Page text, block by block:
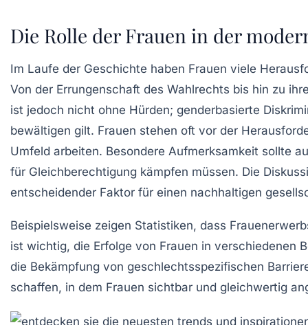
Die Rolle der Frauen in der
Im Laufe der Geschichte haben Frauen viele
Von der Errungenschaft des Wahlrechts bis hin zu
ist jedoch nicht ohne Hürden; genderbasierte
bewältigen gilt. Frauen stehen oft vor der
Umfeld arbeiten. Besondere Aufmerksamkeit sollte
für Gleichberechtigung kämpfen müssen. Die
entscheidender Faktor für einen nachhaltigen
Beispielsweise zeigen Statistiken, dass
ist wichtig, die Erfolge von Frauen in verschiedenen
die Bekämpfung von geschlechtsspezifischen
schaffen, in dem Frauen sichtbar und gleichwertig